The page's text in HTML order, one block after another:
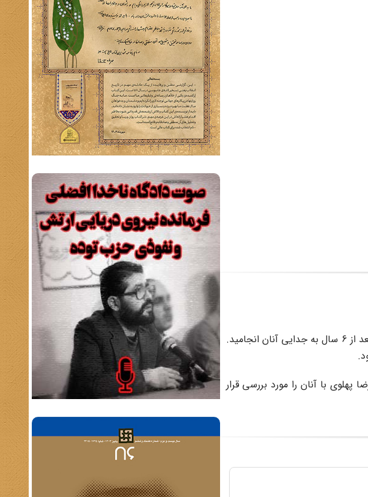
محمد رضا پهلوی سه بار ازدواج کرد. بار اول در اسفند 1317 با فوزیه خواهر ملک فاروق پادشاه مصر بود که بعد از 6 سال به جدایی آنان انجامید.
با آنان را مورد بررسی قرار